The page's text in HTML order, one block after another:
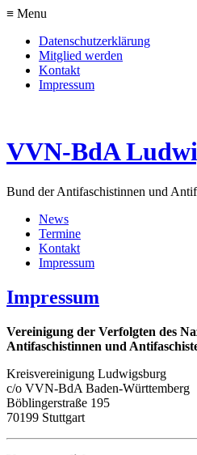
≡ Menu
Datenschutzerklärung
Mitglied werden
Kontakt
Impressum
VVN-BdA
Bund der Antifaschistinnen und
News
Termine
Kontakt
Impressum
Impressum
Vereinigung der Verfolgten des
Antifaschistinnen und
Kreisvereinigung Ludwigsburg
c/o VVN-BdA Baden-Württemberg
Böblingerstraße 195
70199 Stuttgart